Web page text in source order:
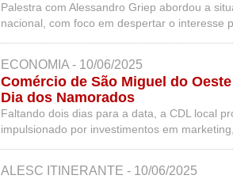
Palestra com Alessandro Griep abordou a
nacional, com foco em despertar o interesse
ECONOMIA - 10/06/2025
Comércio de São Miguel do
Dia dos Namorados
Faltando dois dias para a data, a CDL local
impulsionado por investimentos em
ALESC ITINERANTE - 10/06/2025